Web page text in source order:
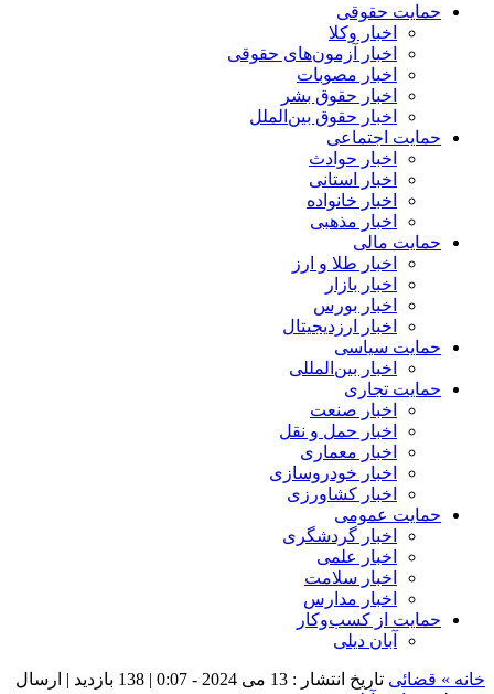
حمایت حقوقی
اخبار وکلا
اخبار آزمون‌های حقوقی
اخبار مصوبات
اخبار حقوق بشر
اخبار حقوق بین‌الملل
حمایت اجتماعی
اخبار حوادث
اخبار استانی
اخبار خانواده
اخبار مذهبی
حمایت مالی
اخبار طلا و ارز
اخبار بازار
اخبار بورس
اخبار ارزدیجیتال
حمایت سیاسی
اخبار بین‌المللی
حمایت تجاری
اخبار صنعت
اخبار حمل و نقل
اخبار معماری
اخبار خودروسازی
اخبار کشاورزی
حمایت عمومی
اخبار گردشگری
اخبار علمی
اخبار سلامت
اخبار مدارس
حمایت از کسب‌وکار
آبان دیلی
خانه » قضائی تاریخ انتشار : 13 می 2024 - 0:07 | 138 بازدید
| ارسال